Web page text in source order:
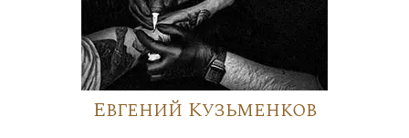
Евгений Кузьменков